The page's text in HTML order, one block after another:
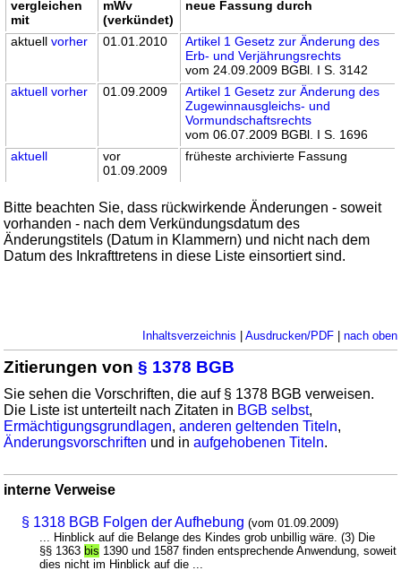
vergleichen
mit
mWv
(verkündet)
neue Fassung durch
aktuellvorher 01.01.2010
Artikel 1 Gesetz zur Änderung des
Erb- und Verjährungsrechts
vom 24.09.2009 BGBl. I S. 3142
aktuell vorher 01.09.2009
Artikel 1 Gesetz zur Änderung des
Zugewinnausgleichs- und
Vormundschaftsrechts
vom 06.07.2009 BGBl. I S. 1696
aktuell
vor
01.09.2009
früheste archivierte Fassung
Bitte beachten Sie, dass rückwirkende Änderungen - soweit
vorhanden - nach dem Verkündungsdatum des
Änderungstitels (Datum in Klammern) und nicht nach dem
Datum des Inkrafttretens in diese Liste einsortiert sind.
Inhaltsverzeichnis Ausdrucken/PDF| nach oben
Zitierungen von§ 1378 BGB
Sie sehen die Vorschriften, die auf § 1378 BGB verweisen.
Die Liste ist unterteilt nach Zitaten in BGB selbst,
Ermächtigungsgrundlagen,anderen geltenden Titeln,
Änderungsvorschriften und inaufgehobenen Titeln.
interne Verweise
§ 1318 BGB Folgen der Aufhebung (vom 01.09.2009)
... Hinblick auf die Belange des Kindes grob unbillig wäre. (3) Die
§§ 1363 bis 1390 und 1587 finden entsprechende Anwendung, soweit
dies nicht im Hinblick auf die ...